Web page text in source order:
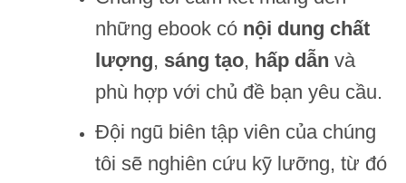
những ebook có nội dung chất
lượng, sáng tạo, hấp dẫn và
phù hợp với chủ đề bạn yêu cầu.
Đội ngũ biên tập viên của chúng
tôi sẽ nghiên cứu kỹ lưỡng, từ đó